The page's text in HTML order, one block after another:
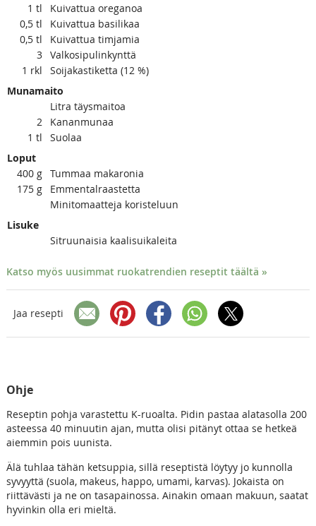
1 tl
Kuivattua oreganoa
0,5 tl
Kuivattua basilikaa
0,5 tl
Kuivattua timjamia
3 Valkosipulinkynttä
1 rkl
Soijakastiketta (12 %)
Munamaito
Litra täysmaitoa
2
Kananmunaa
1 tl
Suolaa
Loput
400 g Tummaa makaronia
175 g
Emmentalraastetta
Minitomaatteja koristeluun
Lisuke
Sitruunaisia kaalisuikaleita
Katso myös uusimmat ruokatrendien reseptit täältä »
Jaa resepti
Ohje
Reseptin pohja varastettu K-ruoalta. Pidin pastaa alatasolla 200
asteessa 40 minuutin ajan, mutta olisi pitänyt ottaa se hetkeä
aiemmin pois uunista.
Älä tuhlaa tähän ketsuppia, sillä reseptistä löytyy jo kunnolla
syvyyttä (suola, makeus, happo, umami, karvas). Jokaista on
riittävästi ja ne on tasapainossa. Ainakin omaan makuun, saatat
hyvinkin olla eri mieltä.